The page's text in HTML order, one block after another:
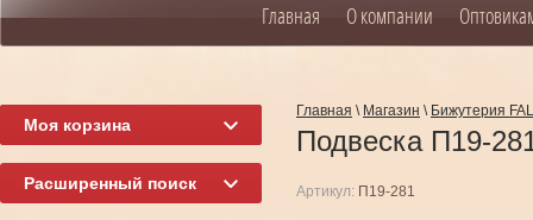
Главная О компании
Главная \ Магазин \ Бижутерия
Подвеска П19-
Артикул: П19-281
Моя корзина
Расширенный поиск